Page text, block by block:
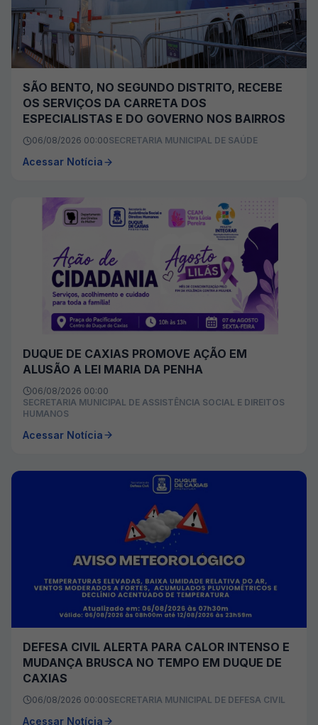
SÃO BENTO, NO SEGUNDO DISTRITO, RECEBE
OS SERVIÇOS DA CARRETA DOS
ESPECIALISTAS E DO GOVERNO NOS BAIRROS
06/08/2026 00:00SECRETARIA MUNICIPAL DE SAÚDE
Acessar Notícia
DUQUE DE CAXIAS PROMOVE AÇÃO EM
ALUSÃO A LEI MARIA DA PENHA
06/08/2026 00:00
SECRETARIA MUNICIPAL DE ASSISTÊNCIA SOCIAL E DIREITOS
HUMANOS
Acessar Notícia
DEFESA CIVIL ALERTA PARA CALOR INTENSO E
MUDANÇA BRUSCA NO TEMPO EM DUQUE DE
CAXIAS
06/08/2026 00:00SECRETARIA MUNICIPAL DE DEFESA CIVIL
Acessar Notícia